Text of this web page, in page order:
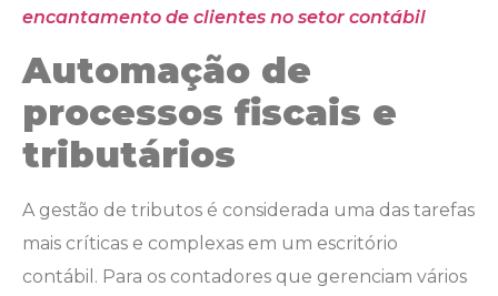
encantamento de clientes no setor contábil
Automação de
processos fiscais e
tributários
A gestão de tributos é considerada uma das tarefas
mais críticas e complexas em um escritório
contábil. Para os contadores que gerenciam vários